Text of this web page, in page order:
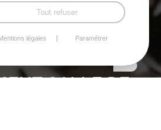
SALLE DE
Tout refuser
légales Paramétrer